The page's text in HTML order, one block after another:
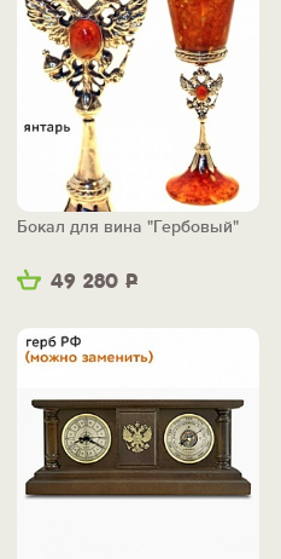
49 280 Р
Бокал для вина "Гербовый"